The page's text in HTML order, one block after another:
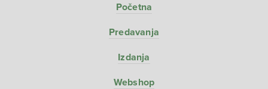
Početna
Predavanja
Izdanja
Webshop